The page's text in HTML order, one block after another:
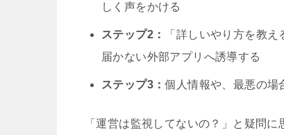
しく声をかける
ステップ2：
「詳しいやり方を教
届かない外部アプリへ誘導する
ステップ3：個人情報や、最悪の場
「運営は監視してないの？」と疑問